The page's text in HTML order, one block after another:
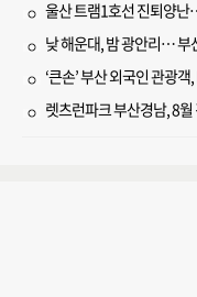
울산 트램1호선 진퇴양
낮 해운대, 밤 광안리… 부
‘큰손’ 부산 외국인 관광
렛츠런파크 부산경남, 8